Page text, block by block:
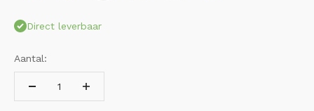
Direct leverbaar
Aantal: